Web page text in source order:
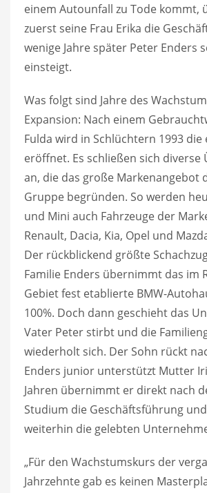
einem Autounfall zu Tode kommt,
zuerst seine Frau Erika die
wenige Jahre später Peter Enders
einsteigt.
Was folgt sind Jahre des
Expansion: Nach einem
Fulda wird in Schlüchtern 1993 die
eröffnet. Es schließen sich diverse
an, die das große Markenangebot
Gruppe begründen. So werden
und Mini auch Fahrzeuge der
Renault, Dacia, Kia, Opel und
Der rückblickend größte
Familie Enders übernimmt das im
Gebiet fest etablierte BMW-
100%. Doch dann geschieht das
Vater Peter stirbt und die
wiederholt sich. Der Sohn rückt
Enders junior unterstützt Mutter
Jahren übernimmt er direkt nach
Studium die Geschäftsführung
weiterhin die gelebten
„Für den Wachstumskurs der
Jahrzehnte gab es keinen